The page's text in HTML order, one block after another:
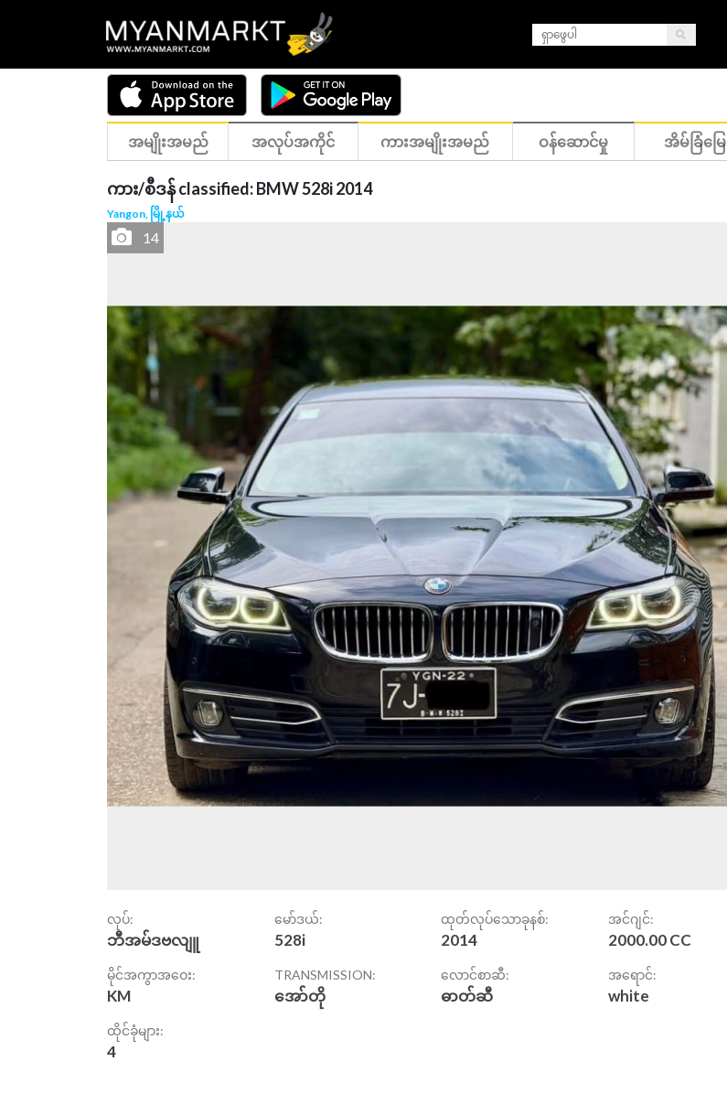
အမျိုးအမည် အလုပ်အကိုင် ကားအမျိုးအမည် ဝန်ဆောင်မှု အိမ်ခြံမြေ
ကား/စီဒန် classified: BMW 528i 2014
Yangon, မြို့နယ်
14
လုပ်:
ဘီအမ်ဒဗလျူ
မော်ဒယ်:
528i
ထုတ်လုပ်သောခုနစ်:
2014
အင်ဂျင်:
2000.00 CC
မိုင်အကွာအဝေး:
KM
TRANSMISSION:
အော်တို
လောင်စာဆီ:
ဓာတ်ဆီ
အရောင်:
white
ထိုင်ခုံများ:
4